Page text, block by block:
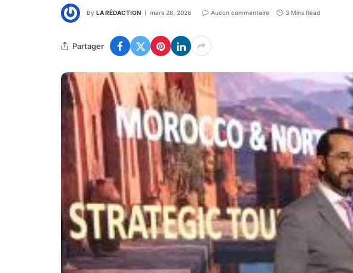
By LA RÉDACTION mars 26, 2026 Aucun commentaire 3 Mins Read
Partager